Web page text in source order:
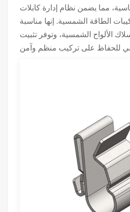
مما يضمن نظام إدارة كابلات
الطاقة الشمسية. إنها مناسبة
الألواح الشمسية، وتوفر تثبيت